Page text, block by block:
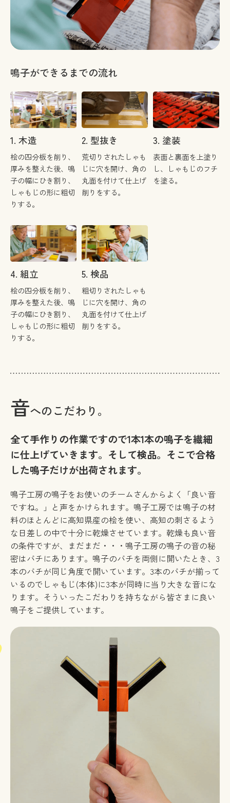
鳴子ができるまでの流れ
1. 木造
桧の四分板を削り、
厚みを整えた後、鳴
子の幅にひき割り、
しゃもじの形に粗切
りする。
2. 型抜き
荒切りされたしゃも
じに穴を開け、角の
丸面を付けて仕上げ
削りをする。
3. 塗装
表面と裏面を上塗り
し、しゃもじのフチ
を塗る。
4. 組立
桧の四分板を削り、
厚みを整えた後、鳴
子の幅にひき割り、
しゃもじの形に粗切
りする。
5. 検品
粗切りされたしゃも
じに穴を開け、角の
丸面を付けて仕上げ
削りをする。
音へのこだわり。
全て手作りの作業ですので1本1本の鳴子を繊細
に仕上げていきます。そして検品。そこで合格
した鳴子だけが出荷されます。
鳴子工房の鳴子をお使いのチームさんからよく「良い音
ですね。」と声をかけられます。鳴子工房では鳴子の材
料のほとんどに高知県産の桧を使い、高知の刺さるよう
な日差しの中で十分に乾燥させています。乾燥も良い音
の条件ですが、まだまだ・・・鳴子工房の鳴子の音の秘
密はバチにあります。鳴子のバチを両側に開いたとき、3
本のバチが同じ角度で開いています。3本のバチが揃って
いるのでしゃもじ(本体)に3本が同時に当り大きな音にな
ります。そういったこだわりを持ちながら皆さまに良い
鳴子をご提供しています。